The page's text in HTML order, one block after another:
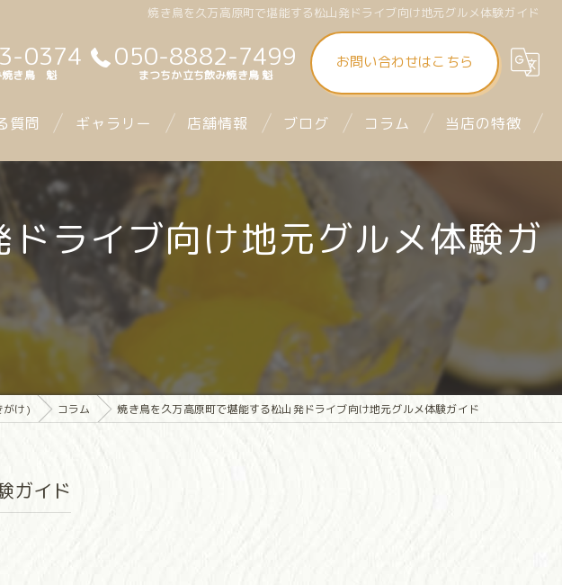
焼き鳥を久万高原町で堪能する松山発ドライブ向け地元グルメ体験ガイド
0374
焼き鳥 魁
050-8882-7499
まつちか立ち飲み焼き鳥 魁
お問い合わせはこちら
質問 ギャラリー 店舗情報
大街道立ち飲み焼き鳥 魁（さきがけ）
まつちか立ち飲み焼き鳥 魁
ブログ コラム 当店の特徴
昼飲み
ライブ向け地元グルメ体験ガ
がけ) コラム 焼き鳥を久万高原町で堪能する松山発ドライブ向け地元グルメ体験ガイド
ガイド